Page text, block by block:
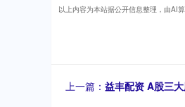
以上内容为本站据公开信息整理，由AI
上一篇： 益丰配资 A股三